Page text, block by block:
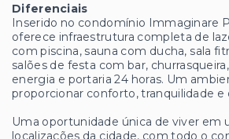
Diferenciais
Inserido no condomínio Immaginare
oferece infraestrutura completa de
com piscina, sauna com ducha, sala
salões de festa com bar,
energia e portaria 24 horas. Um
proporcionar conforto, tranquilidade e
Uma oportunidade única de viver em
localizações da cidade, com todo o